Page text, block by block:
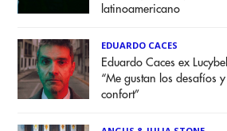
latinoamericano
EDUARDO CACES
Eduardo Caces ex
“Me gustan los desafíos
confort”